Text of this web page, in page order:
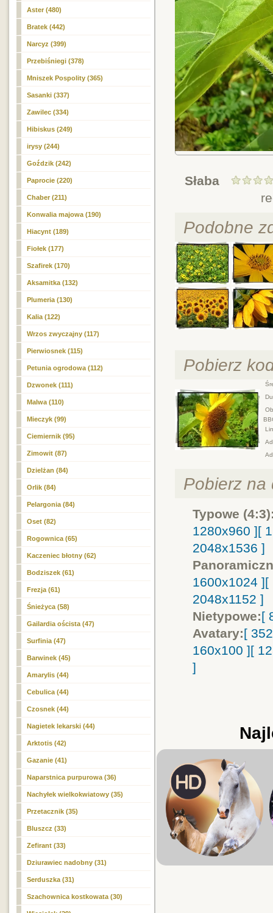
Aster (480)
Bratek (442)
Narcyz (399)
Przebiśniegi (378)
Mniszek Pospolity (365)
Sasanki (337)
Zawilec (334)
Hibiskus (249)
irysy (244)
Goździk (242)
Paprocie (220)
Chaber (211)
Konwalia majowa (190)
Hiacynt (189)
Fiołek (177)
Szafirek (170)
Aksamitka (132)
Plumeria (130)
Kalia (122)
Wrzos zwyczajny (117)
Pierwiosnek (115)
Petunia ogrodowa (112)
Dzwonek (111)
Malwa (110)
Mieczyk (99)
Ciemiernik (95)
Zimowit (87)
Dzielżan (84)
Orlik (84)
Pelargonia (84)
Oset (82)
Rogownica (65)
Kaczeniec błotny (62)
Bodziszek (61)
Frezja (61)
Śnieżyca (58)
Gailardia oścista (47)
Surfinia (47)
Barwinek (45)
Amarylis (44)
Cebulica (44)
Czosnek (44)
Nagietek lekarski (44)
Arktotis (42)
Gazanie (41)
Naparstnica purpurowa (36)
Nachyłek wielkokwiatowy (35)
Przetacznik (35)
Bluszcz (33)
Zefirant (33)
Dziurawiec nadobny (31)
Serduszka (31)
Szachownica kostkowata (30)
Słaba
Podobne
Pobierz
Pobierz na
Typowe
1280x960 ][
2048x1536 ]
1600x1024 ][
2048x1152 ]
Nietypowe:[
Avatary:[
160x100 ][
]